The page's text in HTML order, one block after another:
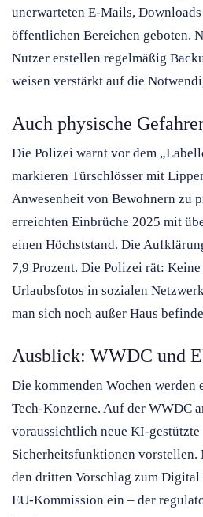
unerwarteten E-Mails,
öffentlichen Bereichen geboten.
Nutzer erstellen regelmäßig
weisen verstärkt auf die
Auch physische
Die Polizei warnt vor dem
markieren Türschlösser mit
Anwesenheit von Bewohnern zu
erreichten Einbrüche 2025 mit
einen Höchststand. Die
7,9 Prozent. Die Polizei rät:
Urlaubsfotos in sozialen
man sich noch außer Haus
Ausblick: WWDC und
Die kommenden Wochen werden
Tech-Konzerne. Auf der WWDC
voraussichtlich neue KI-gestützte
Sicherheitsfunktionen vorstellen.
den dritten Vorschlag zum
EU-Kommission ein – der